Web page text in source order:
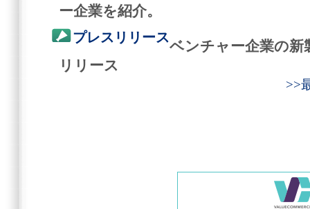
ー企業を紹介。
プレスリリース
ベンチャー企業の新
リリース
>>